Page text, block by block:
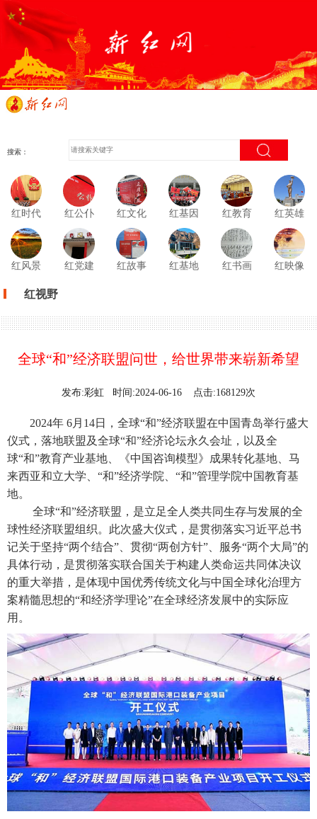
搜索：
红时代 红公仆 红文化 红基因 红教育 红英雄
红风景 红党建 红故事 红基地 红书画 红映像
红视野
全球“和”经济联盟问世，给世界带来崭新希望
发布:彩虹 时间:2024-06-16 点击:168129次
2024年 6月14日，全球“和”经济联盟在中国青岛举行盛大
仪式，落地联盟及全球“和”经济论坛永久会址，以及全
球“和”教育产业基地、《中国咨询模型》成果转化基地、马
来西亚和立大学、“和”经济学院、“和”管理学院中国教育基
地。
全球“和”经济联盟，是立足全人类共同生存与发展的全
球性经济联盟组织。此次盛大仪式，是贯彻落实习近平总书
记关于坚持“两个结合”、贯彻“两创方针”、服务“两个大局”的
具体行动，是贯彻落实联合国关于构建人类命运共同体决议
的重大举措，是体现中国优秀传统文化与中国全球化治理方
案精髓思想的“和经济学理论”在全球经济发展中的实际应
用。